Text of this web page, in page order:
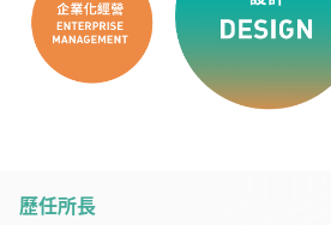
歷任所長